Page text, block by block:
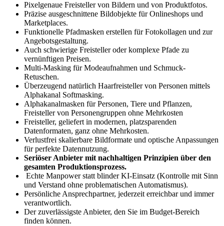
Pixelgenaue Freisteller von Bildern und von Produktfotos.
Präzise ausgeschnittene Bildobjekte für Onlineshops und
Marketplaces.
Funktionelle Pfadmasken erstellen für Fotokollagen und zur
Angebotsgestaltung.
Auch schwierige Freisteller oder komplexe Pfade zu
vernünftigen Preisen.
Multi-Masking für Modeaufnahmen und Schmuck-
Retuschen.
Überzeugend natürlich Haarfreisteller von Personen mittels
Alphakanal Softmasking.
Alphakanalmasken für Personen, Tiere und Pflanzen,
Freisteller von Personengruppen ohne Mehrkosten
Freisteller, geliefert in modernen, platzsparenden
Datenformaten, ganz ohne Mehrkosten.
Verlustfrei skalierbare Bildformate und optische Anpassungen
für perfekte Datennutzung.
Seriöser Anbieter mit nachhaltigen Prinzipien über den
gesamten Produktionsprozess.
Echte Manpower statt blinder KI-Einsatz (Kontrolle mit Sinn
und Verstand ohne problematischen Automatismus).
Persönliche Ansprechpartner, jederzeit erreichbar und immer
verantwortlich.
Der zuverlässigste Anbieter, den Sie im Budget-Bereich
finden können.